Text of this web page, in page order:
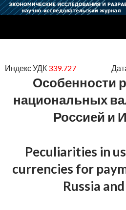
Индекс УДК 339.727
Особенности
национальных
Россией и
Peculiarities in
currencies for
Russia